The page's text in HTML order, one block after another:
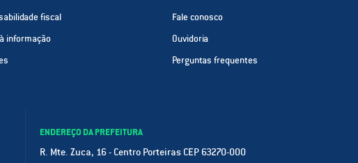
fiscal
informação
Fale conosco
Ouvidoria
Perguntas frequentes
ENDEREÇO DA PREFEITURA
R. Mte. Zuca, 16 - Centro Porteiras CEP 63270-000